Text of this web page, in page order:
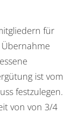
für
ist vom
festzulegen.
von von 3/4